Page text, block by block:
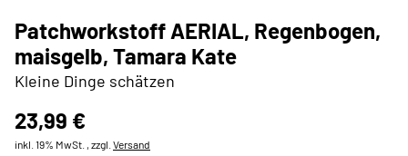
Patchworkstoff AERIAL, Regenbogen,
maisgelb, Tamara Kate
Kleine Dinge schätzen
23,99 €
inkl. 19% MwSt. , zzgl. Versand